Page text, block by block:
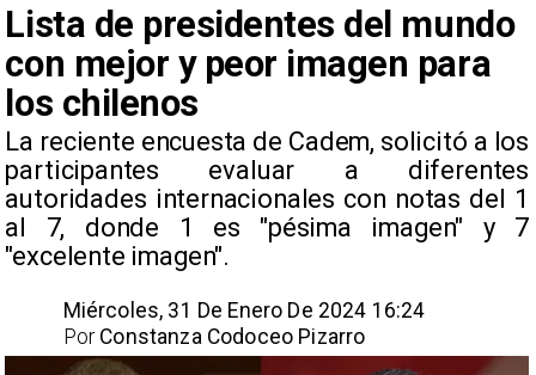
Lista de presidentes del mundo
con mejor y peor imagen para
los chilenos
La reciente encuesta de Cadem, solicitó a los
participantes evaluar a diferentes
autoridades internacionales con notas del 1
al 7, donde 1 es "pésima imagen" y 7
"excelente imagen".
Miércoles, 31 De Enero De 2024 16:24
Constanza Codoceo Pizarro
Por